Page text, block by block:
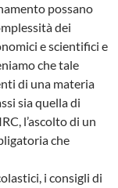
possano
dei
e scientifici e
che tale
di una materia
sia quella di
l’ascolto di un
che
i consigli di